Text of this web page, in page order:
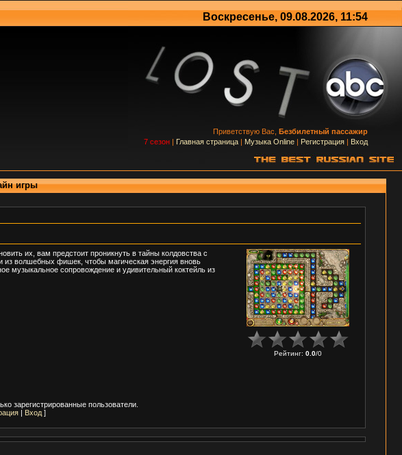
Воскресенье, 09.08.2026, 11:54
Приветствую Вас, Безбилетный пассажир
7 сезон | Главная страница | Музыка Online | Регистрация | Вход
игры
их, вам предстоит проникнуть в тайны колдовства с
волшебных фишек, чтобы магическая энергия вновь
музыкальное сопровождение и удивительный коктейль из
Рейтинг: 0.0/0
зарегистрированные пользователи.
Вход ]